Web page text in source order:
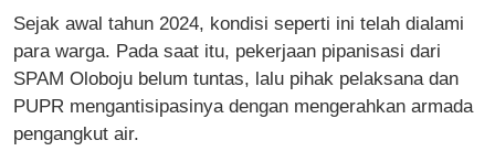
Sejak awal tahun 2024, kondisi seperti ini telah dialami
para warga. Pada saat itu, pekerjaan pipanisasi dari
SPAM Oloboju belum tuntas, lalu pihak pelaksana dan
PUPR mengantisipasinya dengan mengerahkan armada
pengangkut air.